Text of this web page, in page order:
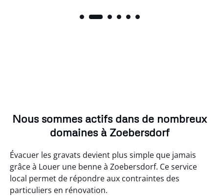
Nous sommes actifs dans de nombreux
domaines à Zoebersdorf
Évacuer les gravats devient plus simple que jamais
grâce à Louer une benne à Zoebersdorf. Ce service
local permet de répondre aux contraintes des
particuliers en rénovation.